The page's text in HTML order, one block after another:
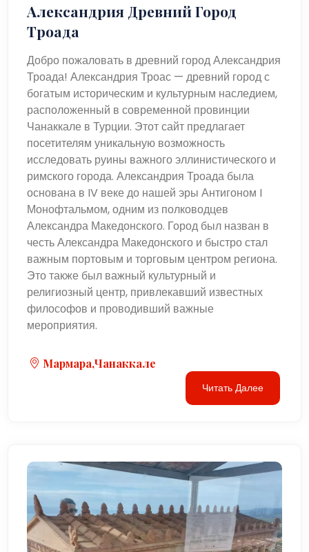
Александрия Древний Город
Троада
Добро пожаловать в древний город Александрия
Троада! Александрия Троас — древний город с
богатым историческим и культурным наследием,
расположенный в современной провинции
Чанаккале в Турции. Этот сайт предлагает
посетителям уникальную возможность
исследовать руины важного эллинистического и
римского города. Александрия Троада была
основана в IV веке до нашей эры Антигоном I
Монофтальмом, одним из полководцев
Александра Македонского. Город был назван в
честь Александра Македонского и быстро стал
важным портовым и торговым центром региона.
Это также был важный культурный и
религиозный центр, привлекавший известных
философов и проводивший важные
мероприятия.
Мармара,Чанаккале
Читать Далее